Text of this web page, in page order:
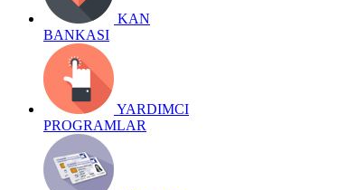
KAN
BANKASI
YARDIMCI
PROGRAMLAR